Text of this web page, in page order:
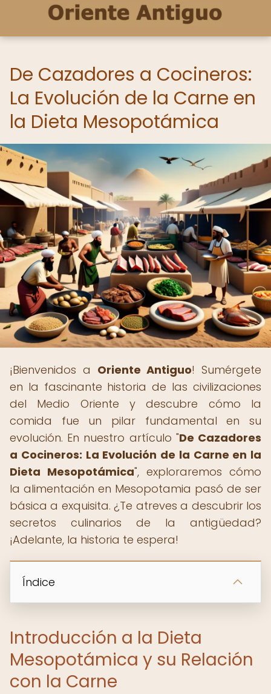
De Cazadores a Cocineros:
La Evolución de la Carne en
la Dieta Mesopotámica
¡Bienvenidos a Oriente Antiguo! Sumérgete
en la fascinante historia de las civilizaciones
del Medio Oriente y descubre cómo la
comida fue un pilar fundamental en su
evolución. En nuestro artículo "De Cazadores
a Cocineros: La Evolución de la Carne en la
Dieta Mesopotámica", exploraremos cómo
la alimentación en Mesopotamia pasó de ser
básica a exquisita. ¿Te atreves a descubrir los
secretos culinarios de la antigüedad?
¡Adelante, la historia te espera!
Índice
Introducción a la Dieta
Mesopotámica y su Relación
con la Carne